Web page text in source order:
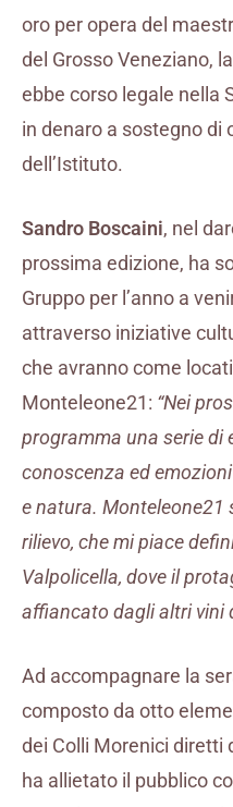
oro per opera del
del Grosso Veneziano,
ebbe corso legale nella
in denaro a sostegno di
dell’Istituto.
Sandro Boscaini, nel
prossima edizione, ha
Gruppo per l’anno a
attraverso iniziative
che avranno come
Monteleone21: “Nei
programma una serie di
conoscenza ed
e natura. Monteleone21
rilievo, che mi piace
Valpolicella, dove il
affiancato dagli altri vini
Ad accompagnare la
composto da otto
dei Colli Morenici diretti
ha allietato il pubblico